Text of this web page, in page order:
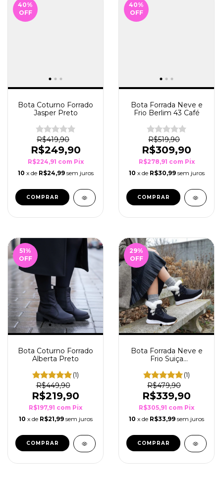
40%
OFF
Bota Coturno Forrado
Jasper Preto
R$419,90
R$249,90
R$224,91 com Pix
10 x de R$24,99 sem juros
COMPRAR
40%
OFF
Bota Forrada Neve e
Frio Berlim 43 Café
R$519,90
R$309,90
R$278,91 com Pix
10 x de R$30,99 sem juros
COMPRAR
51%
OFF
Bota Coturno Forrado
Alberta Preto
(1)
R$449,90
R$219,90
R$197,91 com Pix
10 x de R$21,99 sem juros
COMPRAR
29%
OFF
Bota Forrada Neve e
Frio Suiça
(1)
R$479,90
R$339,90
R$305,91 com Pix
10 x de R$33,99 sem juros
COMPRAR